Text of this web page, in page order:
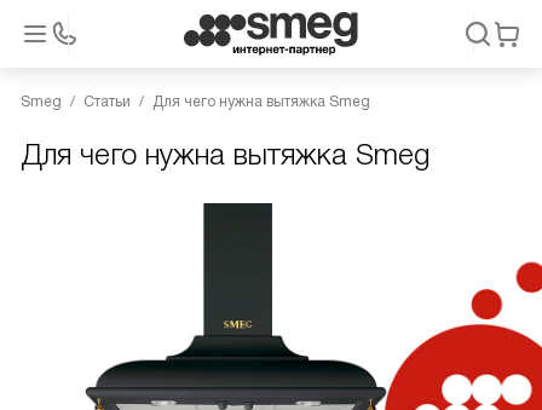
Smeg Статьи Для чего нужна вытяжка Smeg
Для чего нужна вытяжка Smeg